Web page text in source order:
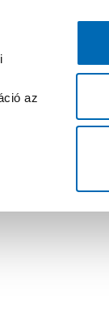
az